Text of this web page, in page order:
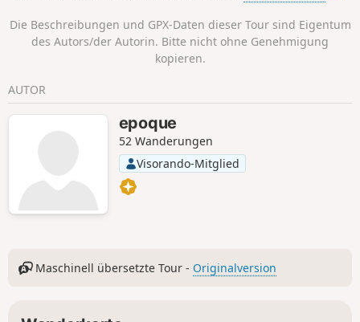
von Dhuys, was einen ebenen und somit relativ einfachen
Weg garantiert.
Die Beschreibungen und GPX-Daten dieser Tour sind Eigentum
des Autors/der Autorin. Bitte nicht ohne Genehmigung
kopieren.
AUTOR
epoque
52 Wanderungen
Visorando-Mitglied
Maschinell übersetzte Tour - Originalversion